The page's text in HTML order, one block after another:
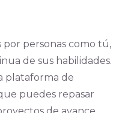
por personas como tú,
de sus habilidades.
plataforma de
puedes repasar